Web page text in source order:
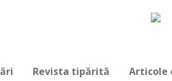
Revista tipărită Articole